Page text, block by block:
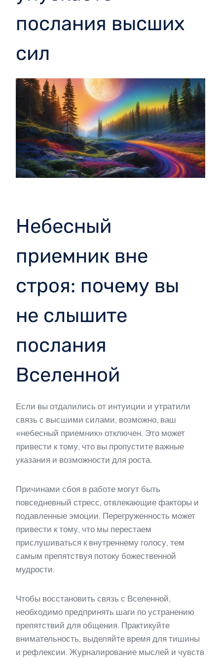
послания высших
сил
Небесный
приемник вне
строя: почему вы
не слышите
послания
Вселенной
Если вы отдалились от интуиции и утратили
связь с высшими силами, возможно, ваш
«небесный приемник» отключен. Это может
привести к тому, что вы пропустите важные
указания и возможности для роста.
Причинами сбоя в работе могут быть
повседневный стресс, отвлекающие факторы и
подавленные эмоции. Перегруженность может
привести к тому, что мы перестаем
прислушиваться к внутреннему голосу, тем
самым препятствуя потоку божественной
мудрости.
Чтобы восстановить связь с Вселенной,
необходимо предпринять шаги по устранению
препятствий для общения. Практикуйте
внимательность, выделяйте время для тишины
и рефлексии. Журналирование мыслей и чувств